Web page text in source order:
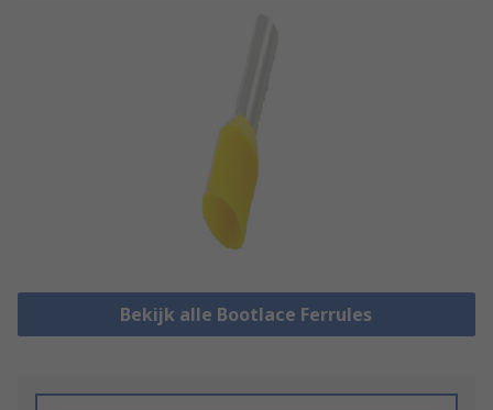
Bekijk alle Bootlace Ferrules